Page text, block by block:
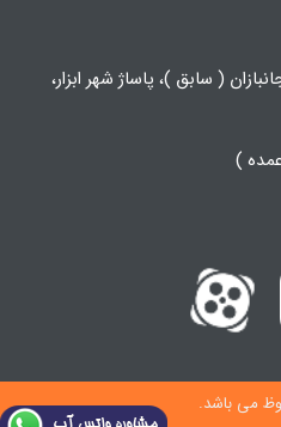
( سابق )، پاساژ شهر ابزار،
می باشد.